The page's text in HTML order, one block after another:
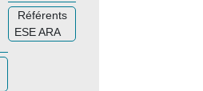
Référents
ESE ARA